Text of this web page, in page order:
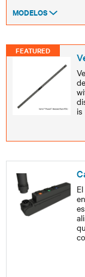
MODELOS
FEATURED